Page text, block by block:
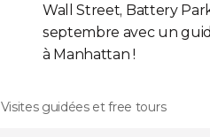
Wall Street, Battery
septembre avec un
à Manhattan !
Visites guidées et free tours